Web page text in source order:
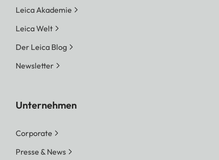
Leica Akademie
Leica Welt
Der Leica Blog
Newsletter
Unternehmen
Corporate
Presse & News